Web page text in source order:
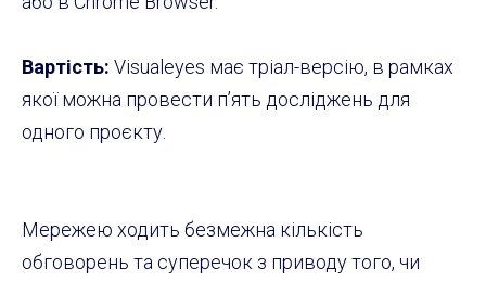
Вартість: Visualeyes має тріал-версію, в рамках
якої можна провести п’ять досліджень для
одного проєкту.
Мережею ходить безмежна кількість
обговорень та суперечок з приводу того, чи